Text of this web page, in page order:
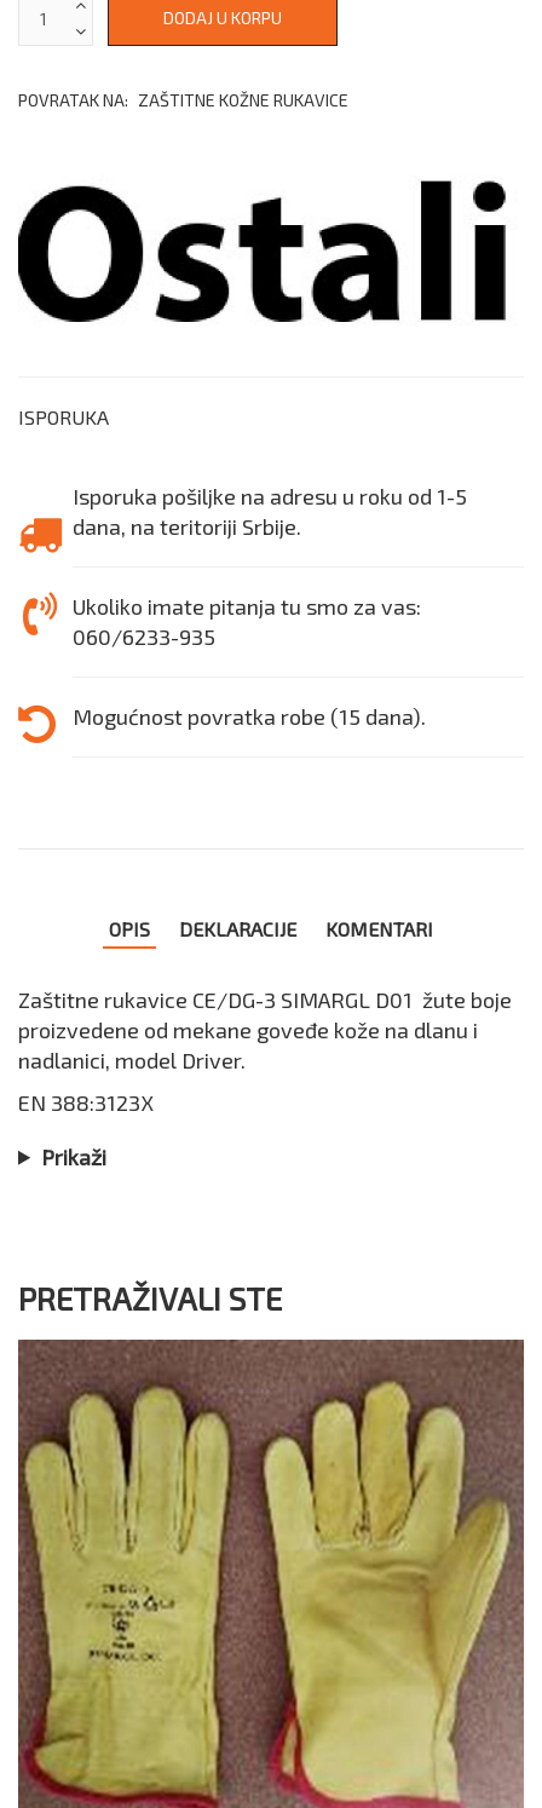
POVRATAK NA: ZAŠTITNE KOŽNE RUKAVICE
ISPORUKA
Isporuka pošiljke na adresu u roku od 1-5
dana, na teritoriji Srbije.
Ukoliko imate pitanja tu smo za vas:
060/6233-935
Mogućnost povratka robe (15 dana).
OPIS DEKLARACIJE KOMENTARI
Zaštitne rukavice CE/DG-3 SIMARGL D01 žute boje
proizvedene od mekane goveđe kože na dlanu i
nadlanici, model Driver.
EN 388:3123X
Prikaži
PRETRAŽIVALI STE